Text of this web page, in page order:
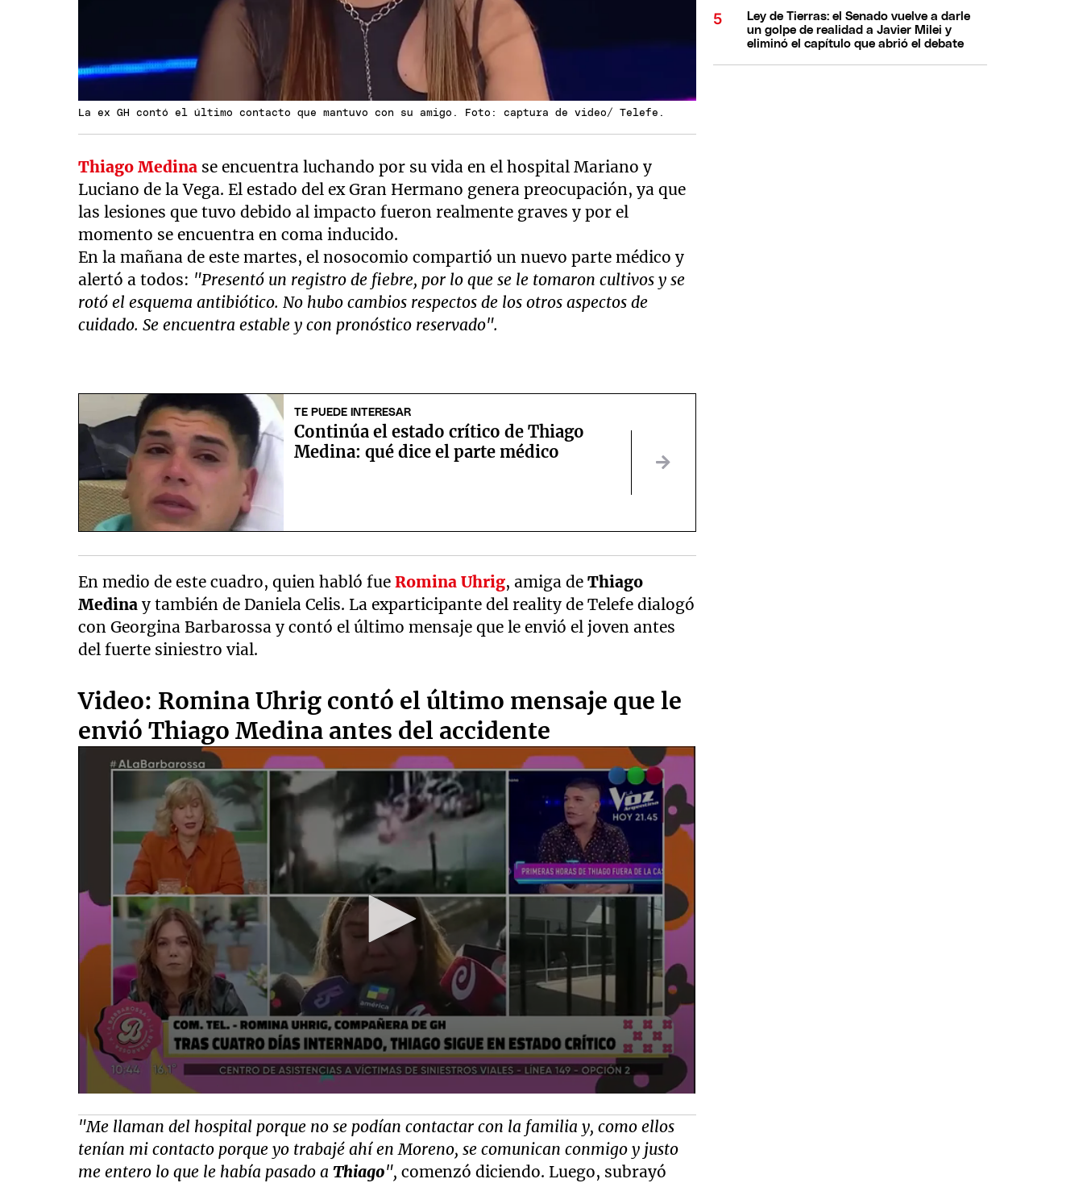
La ex GH contó el último contacto que mantuvo con su amigo. Foto: captura de video/ Telefe.
Thiago Medina se encuentra luchando por su vida en el hospital Mariano y
Luciano de la Vega. El estado del ex Gran Hermano genera preocupación, ya que
las lesiones que tuvo debido al impacto fueron realmente graves y por el
momento se encuentra en coma inducido.
En la mañana de este martes, el nosocomio compartió un nuevo parte médico y
alertó a todos: "Presentó un registro de fiebre, por lo que se le tomaron cultivos y se
rotó el esquema antibiótico. No hubo cambios respectos de los otros aspectos de
cuidado. Se encuentra estable y con pronóstico reservado".
TE PUEDE INTERESAR
Continúa el estado crítico de Thiago
Medina: qué dice el parte médico
En medio de este cuadro, quien habló fue Romina Uhrig, amiga deThiago
Medina y también de Daniela Celis. La exparticipante del reality de Telefe dialogó
con Georgina Barbarossa y contó el último mensaje que le envió el joven antes
del fuerte siniestro vial.
Video: Romina Uhrig contó el último mensaje que le
envió Thiago Medina antes del accidente
"Me llaman del hospital porque no se podían contactar con la familia y, como ellos
tenían mi contacto porque yo trabajé ahí en Moreno, se comunican conmigo y justo
me entero lo que le había pasado aThiago", comenzó diciendo. Luego, subrayó
Ley de Tierras: el Senado vuelve a darle
un golpe de realidad a Javier Milei y
eliminó el capítulo que abrió el debate